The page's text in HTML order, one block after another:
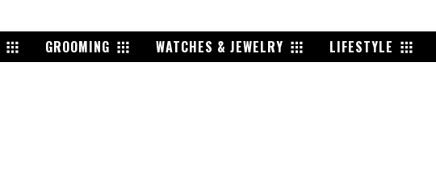
GROOMING WATCHES & JEWELRY LIFESTYLE